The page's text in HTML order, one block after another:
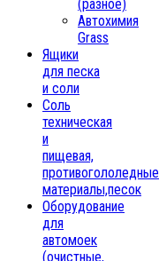
(разное)
Автохимия
Grass
Ящики
для песка
и соли
Соль
техническая
и
пищевая,
противогололедные
материалы,песок
Oборудование
для
автомоек
(очистные,